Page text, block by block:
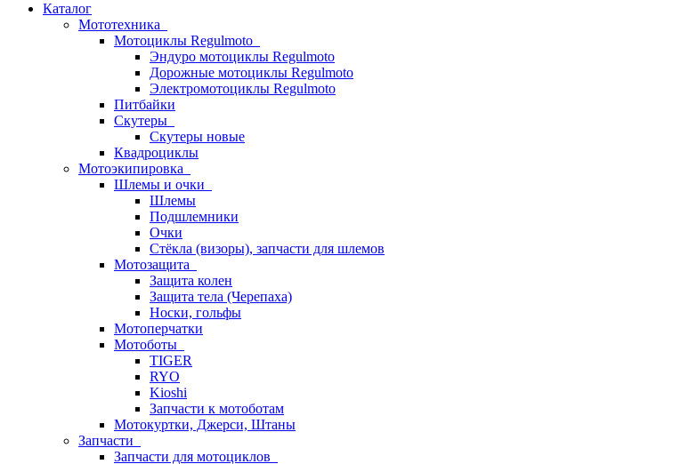
Каталог
Мототехника
Мотоциклы Regulmoto
Эндуро мотоциклы Regulmoto
Дорожные мотоциклы Regulmoto
Электромотоциклы Regulmoto
Питбайки
Скутеры
Скутеры новые
Квадроциклы
Мотоэкипировка
Шлемы и очки
Шлемы
Подшлемники
Очки
Стёкла (визоры), запчасти для шлемов
Мотозащита
Защита колен
Защита тела (Черепаха)
Носки, гольфы
Мотоперчатки
Мотоботы
TIGER
RYO
Kioshi
Запчасти к мотоботам
Мотокуртки, Джерси, Штаны
Запчасти
Запчасти для мотоциклов